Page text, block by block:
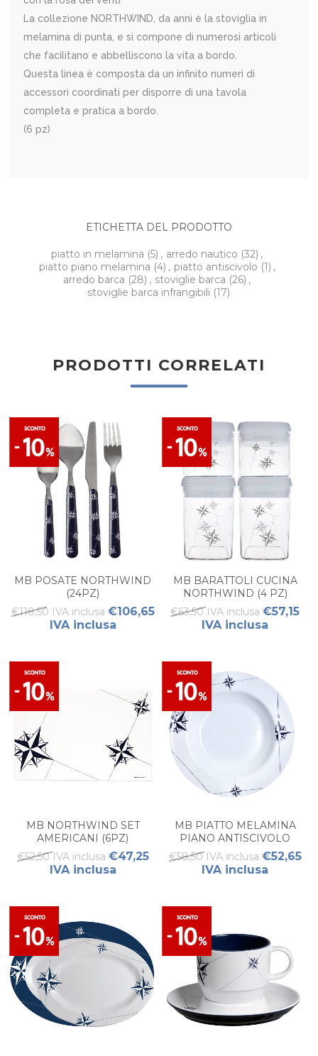
La collezione NORTHWIND, da anni è la stoviglia in
melamina di punta, e si compone di numerosi articoli
che facilitano e abbelliscono la vita a bordo.
Questa linea è composta da un infinito numeri di
accessori coordinati per disporre di una tavola
completa e pratica a bordo.
(6 pz)
ETICHETTA DEL PRODOTTO
piatto in melamina (5) , arredo nautico (32) ,
piatto piano melamina (4) , piatto antiscivolo (1) ,
arredo barca (28) , stoviglie barca (26) ,
stoviglie barca infrangibili (17)
PRODOTTI CORRELATI
MB POSATE NORTHWIND
(24PZ)
€118,50 IVA inclusa €106,65
IVA inclusa
MB BARATTOLI CUCINA
NORTHWIND (4 PZ)
€63,50 IVA inclusa €57,15
IVA inclusa
MB NORTHWIND SET
AMERICANI (6PZ)
€52,50 IVA inclusa €47,25
IVA inclusa
MB PIATTO MELAMINA
PIANO ANTISCIVOLO
NORTHWIND, (6 PZ)
€58,50 IVA inclusa €52,65
IVA inclusa